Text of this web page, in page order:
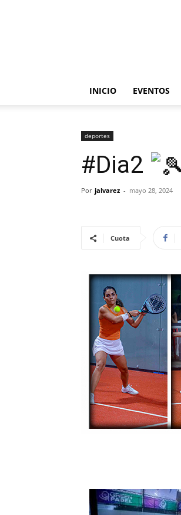
INICIO EVENTOS
deportes
#Dia2
Por jalvarez - mayo 28, 2024
Cuota